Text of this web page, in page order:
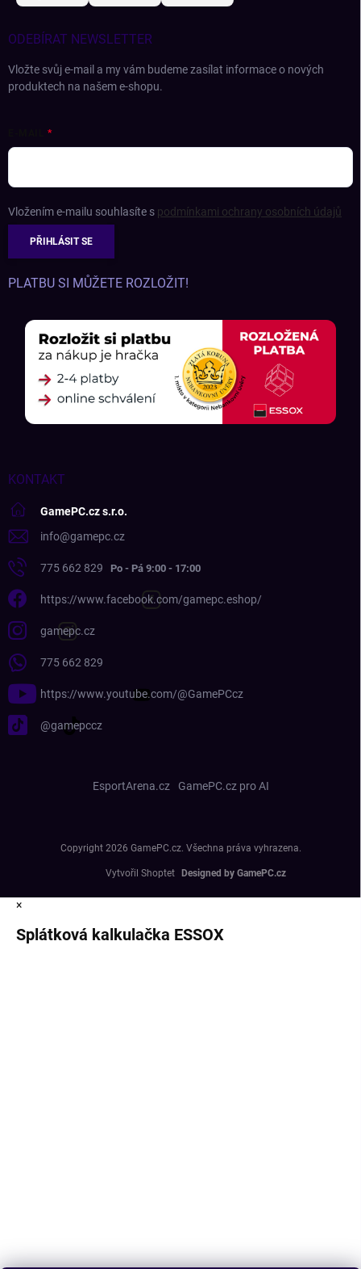
ODEBÍRAT NEWSLETTER
Vložte svůj e-mail a my vám budeme zasílat informace o nových
produktech na našem e-shopu.
Vložením e-mailu souhlasíte s podmínkami ochrany osobních údajů
PŘIHLÁSIT SE
PLATBU SI MŮŽETE ROZLOŽIT!
KONTAKT
GamePC.cz s.r.o.
info@gamepc.cz
775 662 829
https://www.facebook.com/gamepc.eshop/
gamepc.cz
775 662 829
https://www.youtube.com/@GamePCcz
@gamepccz
EsportArena.cz GamePC.cz pro AI
Vytvořil Shoptet
Copyright 2026 GamePC.cz. Všechna práva vyhrazena.
×
Splátková kalkulačka ESSOX